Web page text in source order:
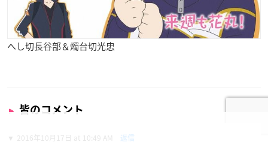
へし切長谷部＆燭台切光忠
皆のコメント
2016年10月17日 at 10:49 AM 返信